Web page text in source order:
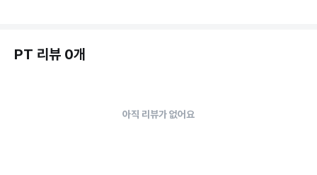
PT 리뷰 0개
아직 리뷰가 없어요